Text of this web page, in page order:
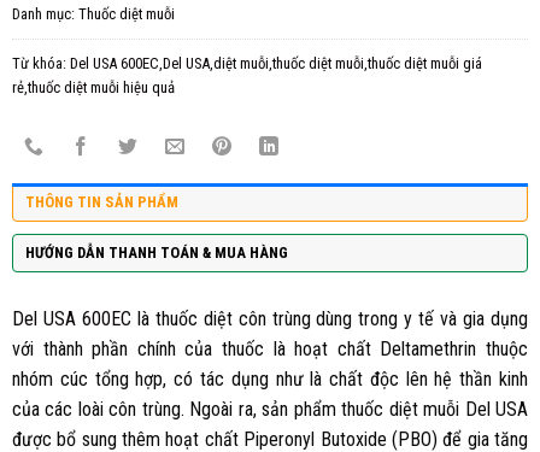
Danh mục: Thuốc diệt muỗi
Từ khóa: Del USA 600EC,Del USA,diệt muỗi,thuốc diệt muỗi,thuốc diệt muỗi giá
rẻ,thuốc diệt muỗi hiệu quả
THÔNG TIN SẢN PHẨM
HƯỚNG DẪN THANH TOÁN & MUA HÀNG
Del USA 600EC là thuốc diệt côn trùng dùng trong y tế và gia dụng
với thành phần chính của thuốc là hoạt chất Deltamethrin thuộc
nhóm cúc tổng hợp, có tác dụng như là chất độc lên hệ thần kinh
của các loài côn trùng. Ngoài ra, sản phẩm thuốc diệt muỗi Del USA
được bổ sung thêm hoạt chất Piperonyl Butoxide (PBO) để gia tăng